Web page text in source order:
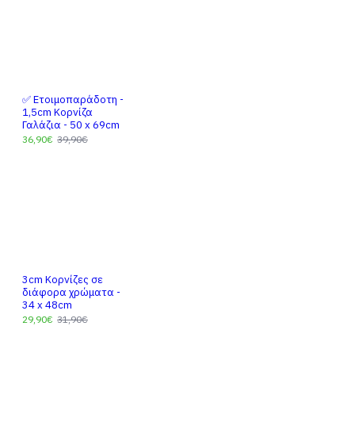
✅ Ετοιμοπαράδοτη -
1,5cm Κορνίζα
Γαλάζια - 50 x 69cm
36,90€ 39,90€
3cm Κορνίζες σε
διάφορα χρώματα -
34 x 48cm
29,90€ 31,90€